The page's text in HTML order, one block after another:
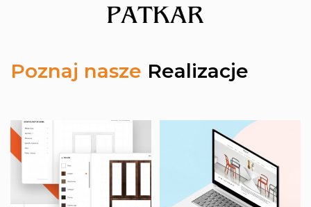
Poznaj nasze Realizacje